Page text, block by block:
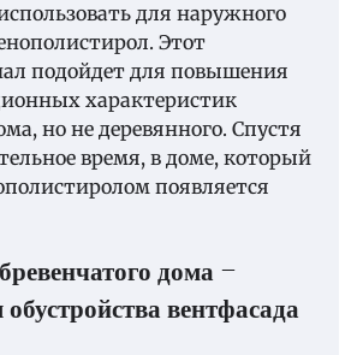
для наружного
Этот
подойдет для повышения
характеристик
но не деревянного. Спустя
время, в доме, который
появляется
дома –
вентфасада